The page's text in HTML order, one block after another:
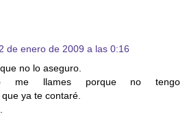
de enero de 2009 a las 0:16
no lo aseguro.
me llames porque no tengo
ya te contaré.